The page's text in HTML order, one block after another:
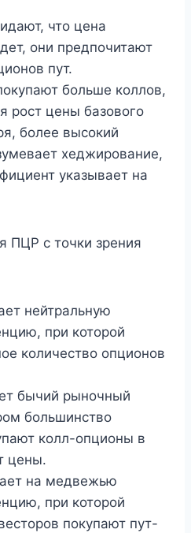
что цена
они предпочитают
пут.
больше коллов,
рост цены базового
более высокий
хеджирование,
указывает на
ПЦР с точки зрения
нейтральную
при которой
количество опционов
бычий рыночный
большинство
колл-опционы в
цены.
на медвежью
при которой
покупают пут-